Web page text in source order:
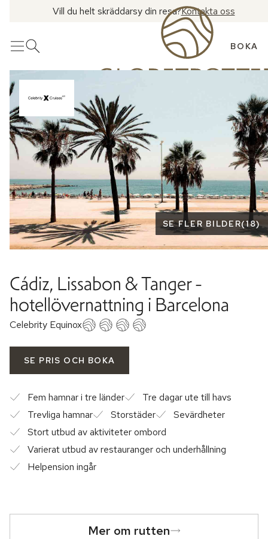
Vill du helt skräddarsy din resa?Kontakta oss
MenyÖppna sök BOKA
Se fler bilder
SE FLER BILDER(18)
Cádiz, Lissabon & Tanger -
hotellövernattning i Barcelona
Celebrity Equinox
SE PRIS OCH BOKA
Fem hamnar i tre länder
Tre dagar ute till havs
Trevliga hamnar
Storstäder
Sevärdheter
Stort utbud av aktiviteter ombord
Varierat utbud av restauranger och underhållning
Helpension ingår
Mer om rutten